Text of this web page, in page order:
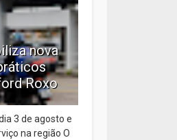
nova
Roxo
3 de agosto e
na região O